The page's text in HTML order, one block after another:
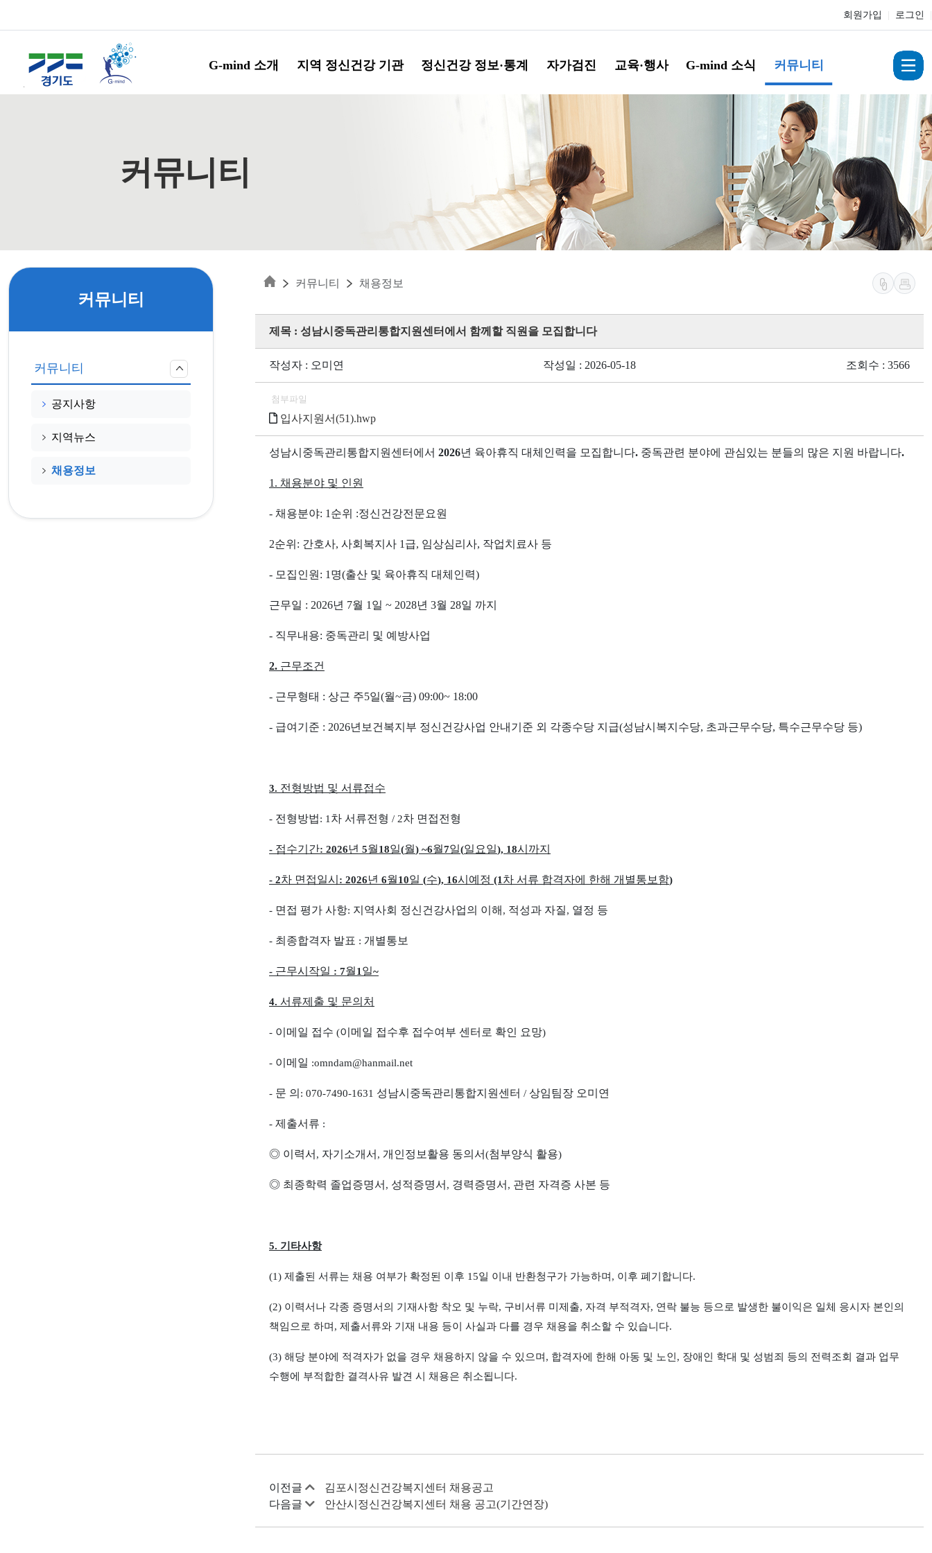
회원가입 로그인
G-mind 소개 지역 정신건강 기관 정신건강 정보·통계 자가검진 교육·행사 G-mind 소식 커뮤니티
커뮤니티
커뮤니티
커뮤니티
공지사항
지역뉴스
채용정보
커뮤니티 채용정보
제목 : 성남시중독관리통합지원센터에서 함께할 직원을 모집합니다
작성자 : 오미연 작성일 : 2026-05-18 조회수 : 3566
첨부파일
입사지원서(51).hwp
성남시중독관리통합지원센터에서 2026년 육아휴직 대체인력을 모집합니다. 중독관련 분야에 관심있는 분들의 많은 지원 바랍니다.
1. 채용분야 및 인원
- 채용분야: 1 순위 :정신건강전문요원
2순위 : 간호사, 사회복지사 1 급, 임상심리사, 작업치료사 등
- 모집인원 : 1 명(출산 및 육아휴직 대체인력)
근무일 : 2026년 7월 1 일 ~ 2028년 3월 28일 까지
- 직무내용: 중독관리 및 예방사업
2. 근무조건
- 근무형태 : 상근 주5일(월~금) 09:00~ 18:00
- 급여기준 : 2026년보건복지부 정신건강사업 안내기준 외 각종수당 지급(성남시복지수당, 초과근무수당, 특수근무수당 등)
3. 전형방법 및 서류접수
- 전형방법: 1 차 서류전형 / 2차 면접전형
- 접수기간: 2026년 5월18일(월) ~6월7일(일요일), 18시까지
- 2차 면접일시 : 2026년 6월10일 (수), 16시예정 (1 차 서류 합격자에 한해 개별통보함)
- 면접 평가 사항: 지역사회 정신건강사업의 이해 , 적성과 자질, 열정 등
- 최종합격자 발표 : 개별통보
- 근무시작일 : 7월1 일~
4. 서류제출 및 문의처
- 이메일 접수 (이메일 접수후 접수여부 센터로 확인 요망)
- 이메일 :omndam@hanmail.net
- 문 의 : 070-7490-1631 성남시중독관리통합지원센터 / 상임팀장 오미연
- 제출서류 :
◎ 이력서 , 자기소개서 , 개인정보활용 동의서(첨부양식 활용)
◎ 최종학력 졸업증명서 , 성적증명서 , 경력증명서 , 관련 자격증 사본 등
5. 기타사항
(1) 제출된 서류는 채용 여부가 확정된 이후 15일 이내 반환청구가 가능하며 , 이후 폐기합니다.
(2) 이력서나 각종 증명서의 기재사항 착오 및 누락, 구비서류 미제출, 자격 부적격자, 연락 불능 등으로 발생한 불이익은 일체 응시자 본인의
책임으로 하며 , 제출서류와 기재 내용 등이 사실과 다를 경우 채용을 취소할 수 있습니다.
(3) 해당 분야에 적격자가 없을 경우 채용하지 않을 수 있으며 , 합격자에 한해 아동 및 노인 , 장애인 학대 및 성범죄 등의 전력조회 결과 업무
수행에 부적합한 결격사유 발견 시 채용은 취소됩니다.
이전글
김포시정신건강복지센터 채용공고
다음글
안산시정신건강복지센터 채용 공고(기간연장)